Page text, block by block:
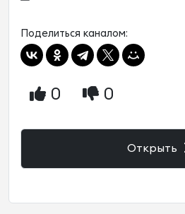
Поделиться каналом:
0 0
Открыть